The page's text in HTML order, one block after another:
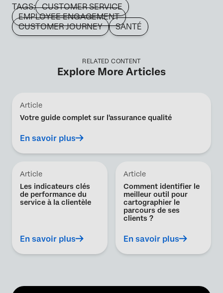
TAGS:
CUSTOMER SERVICE
EMPLOYEE ENGAGEMENT
CUSTOMER JOURNEY
SANTÉ
RELATED CONTENT
Explore More Articles
Article
Votre guide complet sur l'assurance qualité
En savoir plus
Article
Les indicateurs clés
de performance du
service à la clientèle
En savoir plus
Article
Comment identifier le
meilleur outil pour
cartographier le
parcours de ses
clients ?
En savoir plus